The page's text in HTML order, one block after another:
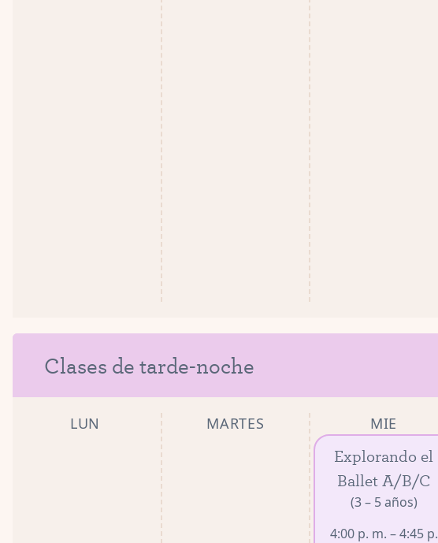
Clases de tarde-noche
LUN MARTES MIE
Explorando el
Ballet A/B/C
(3 – 5 años)
4:00 p. m. – 4:45 p.